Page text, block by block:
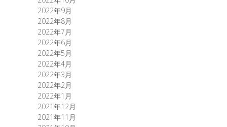
2022年9月
2022年8月
2022年7月
2022年6月
2022年5月
2022年4月
2022年3月
2022年2月
2022年1月
2021年12月
2021年11月